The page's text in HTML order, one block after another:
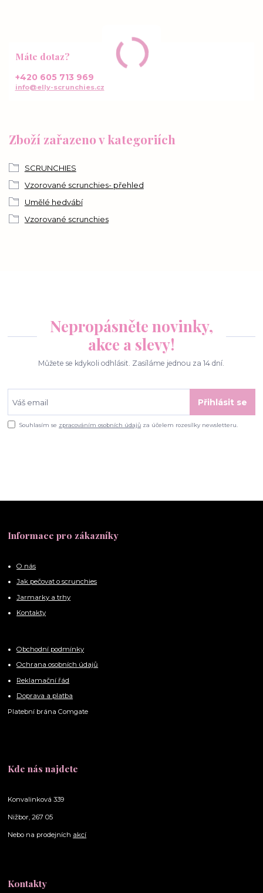
Zboží zařazeno v kategoriích
SCRUNCHIES
Vzorované scrunchies- přehled
Umělé hedvábí
Vzorované scrunchies
Máte dotaz?
+420 605 713 969
info@elly-scrunchies.cz
Nepropásněte novinky,
akce a slevy!
Můžete se kdykoli odhlásit. Zasíláme jednou za 14 dní.
Přihlásit se
Souhlasím se zpracováním osobních údajů za účelem rozesílky newsletteru.
Informace pro zákazníky
O nás
Jak pečovat o scrunchies
Jarmarky a trhy
Kontakty
Obchodní podmínky
Ochrana osobních údajů
Reklamační řád
Doprava a platba
Platební brána Comgate
Kde nás najdete
Konvalinková 339
Nižbor, 267 05
Nebo na prodejních akcí
Kontakty